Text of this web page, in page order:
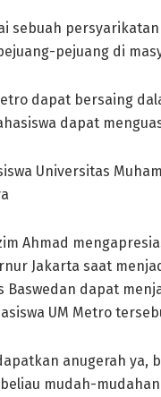
sebuah
pejuang di
dapat bersaing
dapat
Universitas
Ahmad
Jakarta saat
Baswedan dapat
UM Metro
anugerah
mudah-